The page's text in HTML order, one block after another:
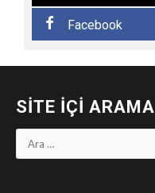
Facebook
SITE İÇI ARAMA
Arama: